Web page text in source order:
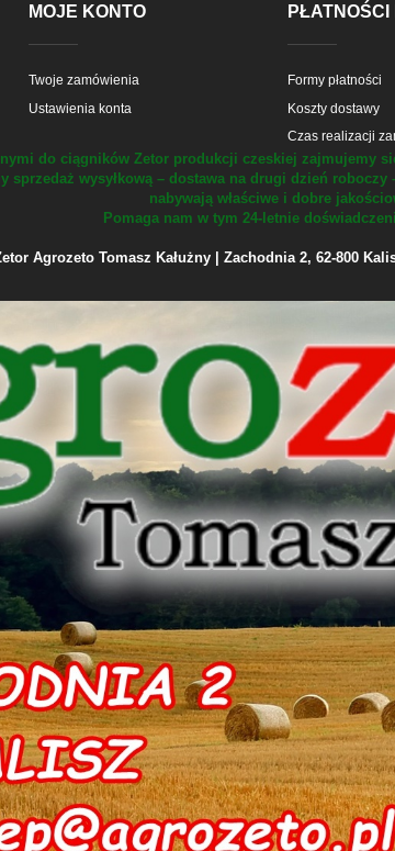
MOJE KONTO
Twoje zamówienia
Ustawienia konta
PŁATNOŚCI
Formy płatności
Koszty dostawy
Czas realizacji
do ciągników Zetor produkcji czeskiej zajmujemy
sprzedaż wysyłkową – dostawa na drugi dzień roboczy
nabywają właściwe i dobre
Pomaga nam w tym 24-letnie
Agrozeto Tomasz Kałużny | Zachodnia 2, 62-800